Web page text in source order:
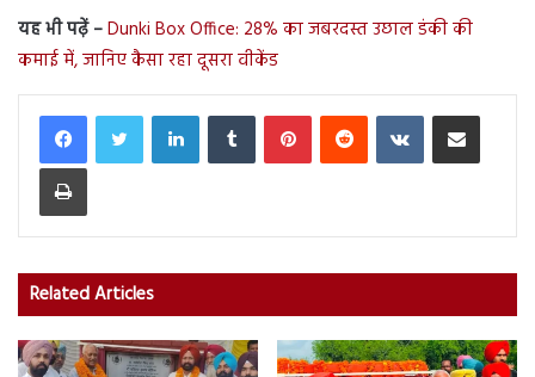
यह भी पढ़ें –Dunki Box Office: 28% का जबरदस्त उछाल डंकी की
कमाई में, जानिए कैसा रहा दूसरा वीकेंड
LinkedInTumblr PinterestReddit VKontakteShare via Email
Print
Related Articles